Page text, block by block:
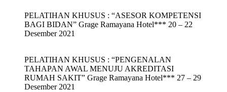
PELATIHAN KHUSUS : “ASESOR KOMPETENSI
BAGI BIDAN” Grage Ramayana Hotel*** 20 – 22
Desember 2021
PELATIHAN KHUSUS : “PENGENALAN
TAHAPAN AWAL MENUJU AKREDITASI
RUMAH SAKIT” Grage Ramayana Hotel*** 27 – 29
Desember 2021